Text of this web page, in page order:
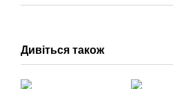
Дивіться також